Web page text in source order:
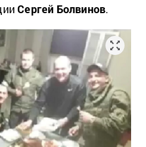
Сергей Болвинов.